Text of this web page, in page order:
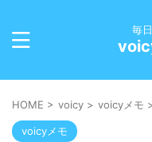
毎
HOME > voicy > voicyメモ
voicyメモ